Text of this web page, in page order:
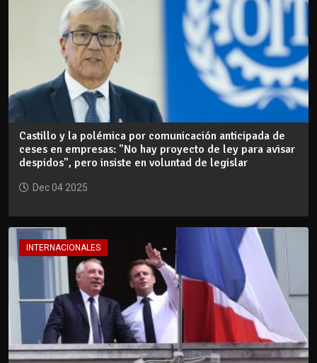
Castillo y la polémica por comunicación anticipada de
ceses en empresas: "No hay proyecto de ley para avisar
despidos", pero insiste en voluntad de legislar
Dec 04 2025
INTERNACIONALES